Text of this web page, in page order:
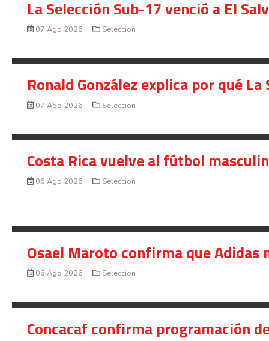
La Selección Sub-17 venció a El
07 Ago 2026 Seleccion
Ronald González explica por qué
07 Ago 2026 Seleccion
Costa Rica vuelve al fútbol
06 Ago 2026 Seleccion
Osael Maroto confirma que Adidas
06 Ago 2026 Seleccion
Concacaf confirma programación